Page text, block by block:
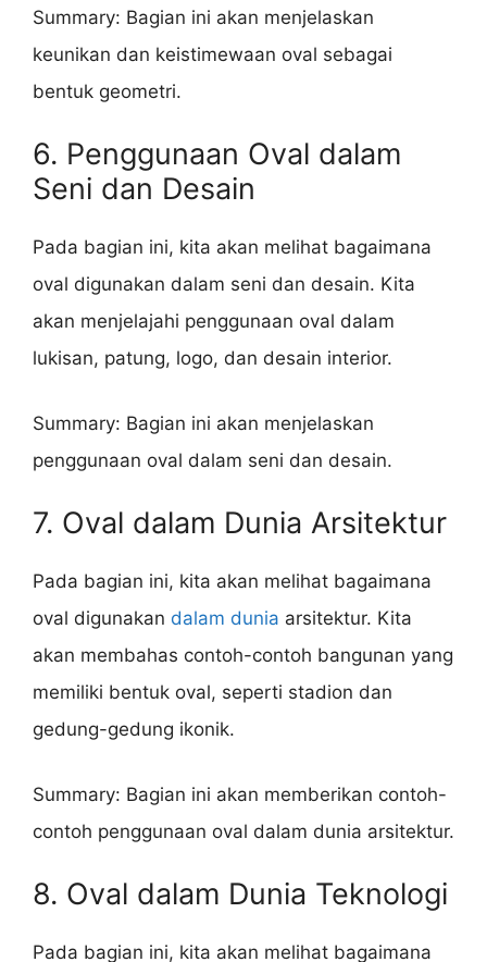
Summary: Bagian ini akan menjelaskan
keunikan dan keistimewaan oval sebagai
bentuk geometri.
6. Penggunaan Oval dalam
Seni dan Desain
Pada bagian ini, kita akan melihat bagaimana
oval digunakan dalam seni dan desain. Kita
akan menjelajahi penggunaan oval dalam
lukisan, patung, logo, dan desain interior.
Summary: Bagian ini akan menjelaskan
penggunaan oval dalam seni dan desain.
7. Oval dalam Dunia Arsitektur
Pada bagian ini, kita akan melihat bagaimana
oval digunakan dalam dunia arsitektur. Kita
akan membahas contoh-contoh bangunan yang
memiliki bentuk oval, seperti stadion dan
gedung-gedung ikonik.
Summary: Bagian ini akan memberikan contoh-
contoh penggunaan oval dalam dunia arsitektur.
8. Oval dalam Dunia Teknologi
Pada bagian ini, kita akan melihat bagaimana